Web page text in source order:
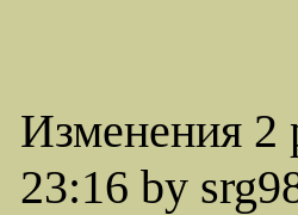
Изменения 2
23:16 by